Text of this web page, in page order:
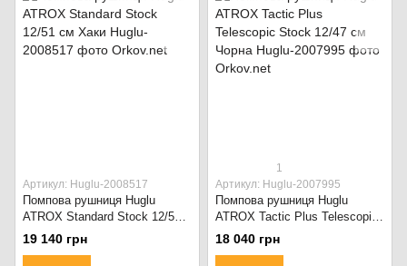
Артикул: Huglu-2008517
Помпова рушниця Huglu
ATROX Standard Stock 12/51
см Хаки
19 140 грн
1
Артикул: Huglu-2007995
Помпова рушниця Huglu
ATROX Tactic Plus Telescopic
Stock 12/47 см Чорна
18 040 грн